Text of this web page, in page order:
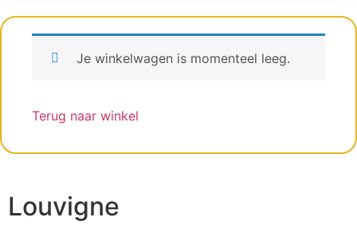
Je winkelwagen is momenteel leeg.
Terug naar winkel
Louvigne